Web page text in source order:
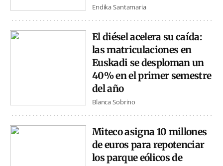
Endika Santamaria
El diésel acelera su caída:
las matriculaciones en
Euskadi se desploman un
40% en el primer semestre
del año
Blanca Sobrino
Miteco asigna 10 millones
de euros para repotenciar
los parque eólicos de